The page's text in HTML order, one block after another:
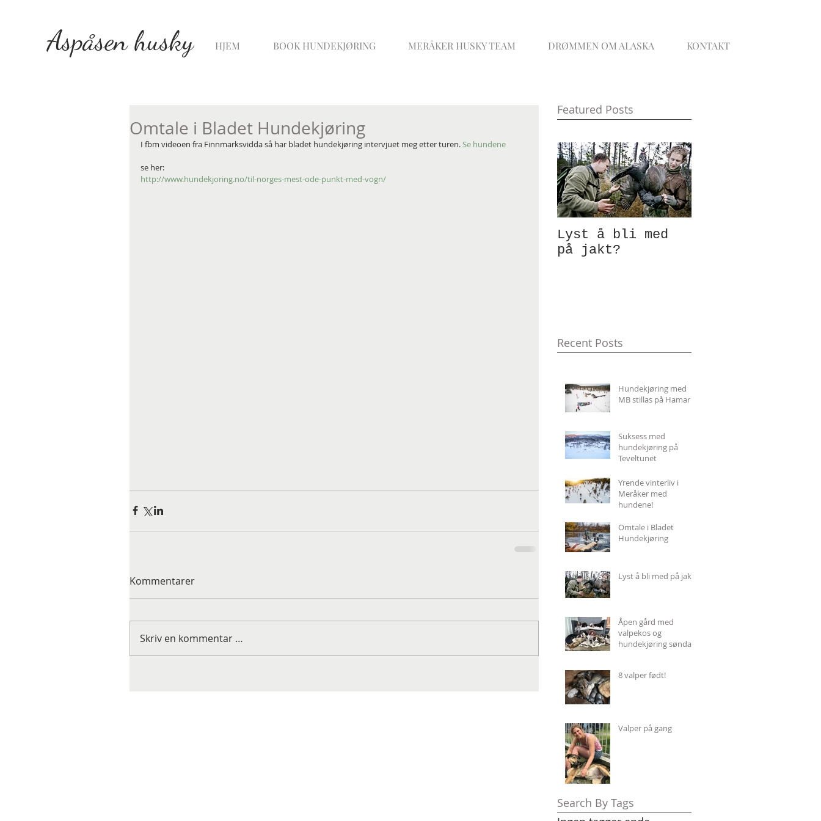
Aspåsen husky HJEM BOOK HUNDEKJØRING MERÅKER HUSKY TEAM DRØMMEN OM ALASKA KONTAKT
Omtale i Bladet Hundekjøring
I fbm videoen fra Finnmarksvidda så har bladet hundekjøring intervjuet meg etter turen. Se hundene
se her:
http://www.hundekjoring.no/til-norges-mest-ode-punkt-med-vogn/
Kommentarer
Skriv en kommentar …
Featured Posts
Lyst å bli med
på jakt?
Recent Posts
Hundekjøring med
MB stillas på Hamar
Suksess med
hundekjøring på
Teveltunet
Yrende vinterliv i
Meråker med
hundene!
Omtale i Bladet
Hundekjøring
Lyst å bli med på jakt?
Åpen gård med
valpekos og
hundekjøring søndag
8 valper født!
Valper på gang
Search By Tags